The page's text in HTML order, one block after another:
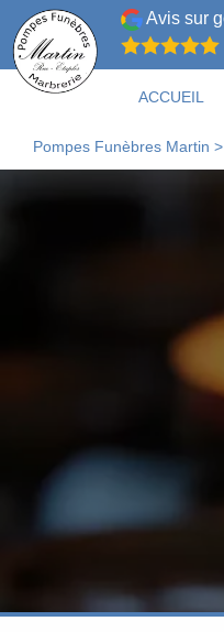
Avis sur
ACCUEIL
Pompes Funèbres Martin >